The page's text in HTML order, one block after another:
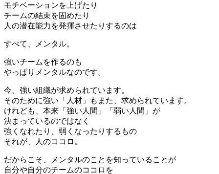
モチベーションを上げたり
チームの結束を固めたり
人の潜在能力を発揮させたりするのは
すべて、メンタル。
強いチームを作るのも
やっぱりメンタルなのです。
今、強い組織が求められています。
そのために強い「人材」もまた、求められています。
けれども、本来「強い人間」「弱い人間」が
決まっているのではなく
強くなれたり、弱くなったりするもの
それが、人のココロ。
だからこそ、メンタルのことを知っていることが
自分や自分のチームのココロを